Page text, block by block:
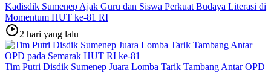
Kadisdik Sumenep Ajak Guru dan Siswa Perkuat Budaya Literasi di
Momentum HUT ke-81 RI
2 hari yang lalu
Tim Putri Disdik Sumenep Juara Lomba Tarik Tambang Antar OPD